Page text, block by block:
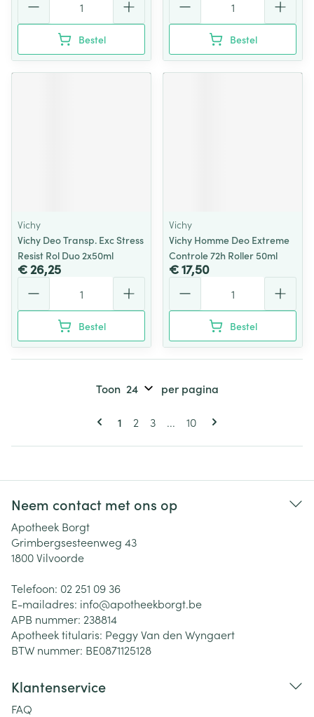
Bestel Bestel
Vichy
Vichy Deo Transp. Exc Stress
Resist Rol Duo 2x50ml
€ 26,25
Bestel
Vichy
Vichy Homme Deo Extreme
Controle 72h Roller 50ml
€ 17,50
Bestel
Pagina's
U lees momenteel pagina
1 Pagina
2 Pagina
3 ... Pagina
10
Toon per pagina
Neem contact met ons op
Apotheek Borgt
Grimbergsesteenweg 43
1800Vilvoorde
Telefoon: 02 251 09 36
E-mailadres: info@apotheekborgt.be
APB nummer: 238814
Apotheek titularis: Peggy Van den Wyngaert
BTW nummer: BE0871125128
Klantenservice
FAQ